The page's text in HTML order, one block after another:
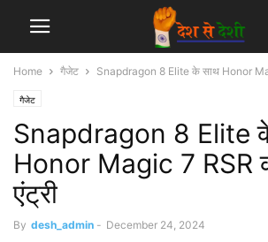
Home गैजेट Snapdragon 8 Elite के साथ Honor
गैजेट
Snapdragon 8 Elite
Honor Magic 7 RSR
एंट्री
By desh_admin - December 24, 2024